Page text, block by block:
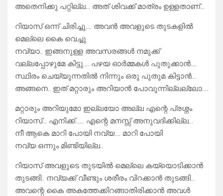
അതെനിക്കു പറ്റില്ല… അത് ശിവക്ക് മാത്രം ഉള്ളതാണ്…
റിയാസ് ഒന്ന് ചിരിച്ചു…. അവൻ അവളുടെ തുടകളിൽ
മെല്ലെ കൈ വെച്ചു
നവ്യാ.. ഇങ്ങനുള്ള അവസരങ്ങൾ നമുക്ക്
വല്ലപ്പോഴുമേ കിട്ടു…. പഴയ ഓർമ്മകൾ പുതുക്കാൻ….
സ്ഥിരം ചെയ്യുന്നതിൽ നിന്നും ഒരു പുതുമ കിട്ടാൻ…
അങ്ങനെ.. ഇത് മറ്റാരും അറിയാൻ പോവുന്നില്ലല്ലോ….
മറ്റാരും അറിയുമോ ഇല്ലയോ അല്ല എന്റെ പ്രശ്നം
റിയാസ്… എനിക്ക്…… എന്റെ മനസ്സ് അനുവദിക്കില്ല…
നീ ആകെ മാറി പോയി നവ്യ…. മാറി പോയി
നവ്യ ഒന്നും മിണ്ടിയില്ല..
റിയാസ് അവളുടെ തുടയിൽ മെല്ലെ കയ്യൊടിക്കാൻ
തുടങ്ങി.. നവ്യക്ക് വീണ്ടും ശരീരം വിറക്കാൻ തുടങ്ങി…
അവന്റെ കൈ അകത്തേക്കിറങ്ങാതിരിക്കാൻ അവൾ